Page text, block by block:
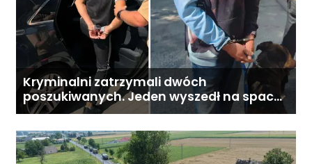
Kryminalni zatrzymali dwóch
poszukiwanych. Jeden wyszedł na spacer,
drugi ukrywał się pod łóżkiem